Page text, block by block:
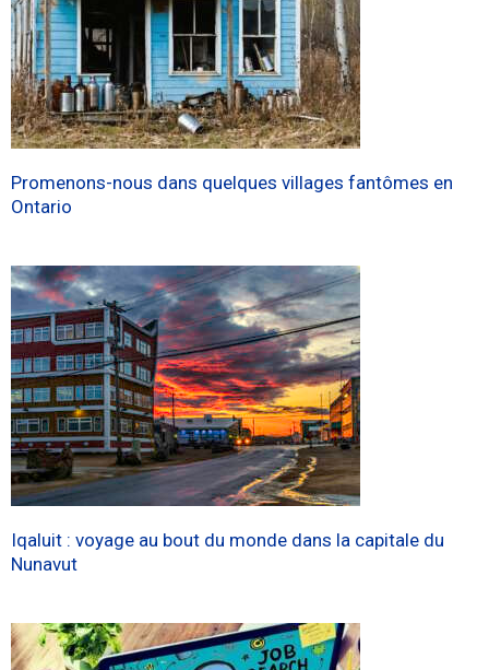
Promenons-nous dans quelques villages fantômes en
Ontario
Iqaluit : voyage au bout du monde dans la capitale du
Nunavut